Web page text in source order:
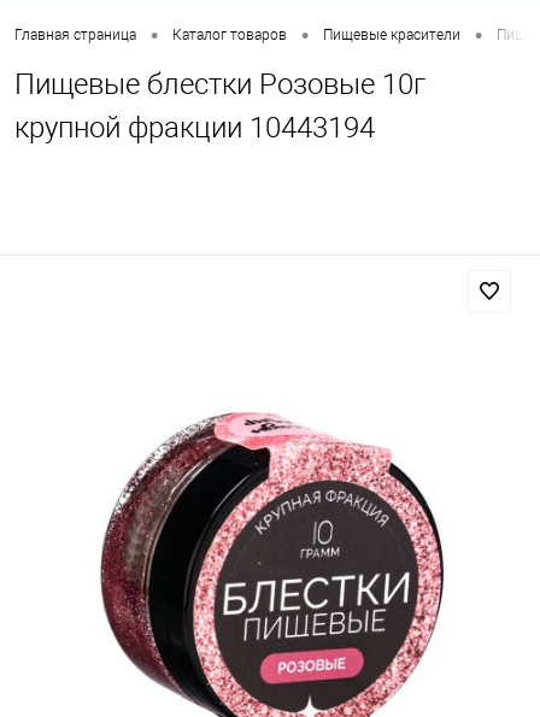
Главная страница • Каталог товаров • Пищевые красители •
Пищевые блестки Розовые 10г
крупной фракции 10443194